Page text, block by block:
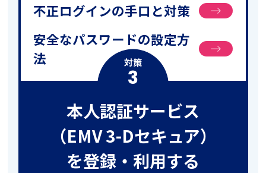
不正ログインの手口と対策
安全なパスワードの設定方
法
対策
3
本人認証サービス
（EMV 3-Dセキュア）
を登録・利用する